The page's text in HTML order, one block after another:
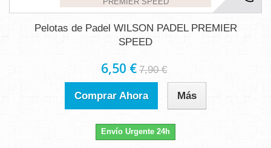
Pelotas de Padel WILSON PADEL PREMIER
SPEED
6,50 € 7,90 €
Comprar Ahora Más
Envío Urgente 24h